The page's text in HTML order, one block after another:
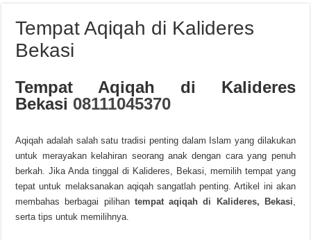
Tempat Aqiqah di Kalideres
Bekasi
Tempat Aqiqah di Kalideres
Bekasi 08111045370
Aqiqah adalah salah satu tradisi penting dalam Islam yang dilakukan
untuk merayakan kelahiran seorang anak dengan cara yang penuh
berkah. Jika Anda tinggal di Kalideres, Bekasi, memilih tempat yang
tepat untuk melaksanakan aqiqah sangatlah penting. Artikel ini akan
membahas berbagai pilihan tempat aqiqah di Kalideres, Bekasi,
serta tips untuk memilihnya.